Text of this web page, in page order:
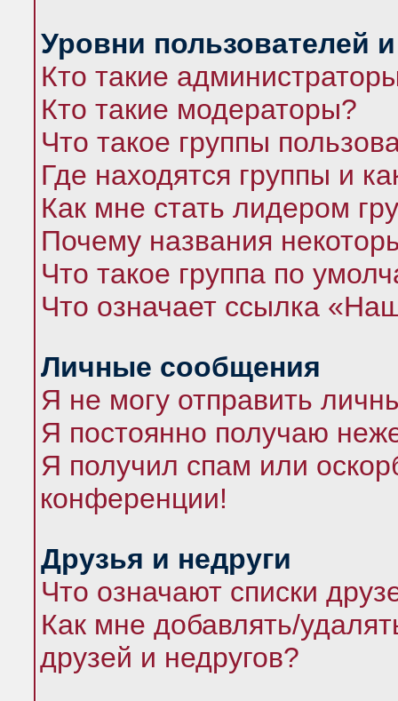
Уровни пользователей
Кто такие
Кто такие модераторы?
Что такое группы
Где находятся группы и
Как мне стать лидером
Почему названия
Что такое группа по
Что означает ссылка
Личные сообщения
Я не могу отправить
Я постоянно получаю
Я получил спам или
конференции!
Друзья и недруги
Что означают списки
Как мне добавлять/
друзей и недругов?